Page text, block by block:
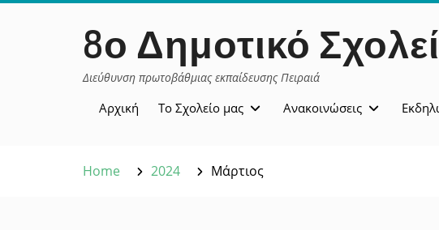
8ο Δημοτικό
Διεύθυνση πρωτοβάθμιας εκπαίδευσης Πειραιά
Αρχική Το Σχολείο μας Ανακοινώσεις
Home 2024 Μάρτιος